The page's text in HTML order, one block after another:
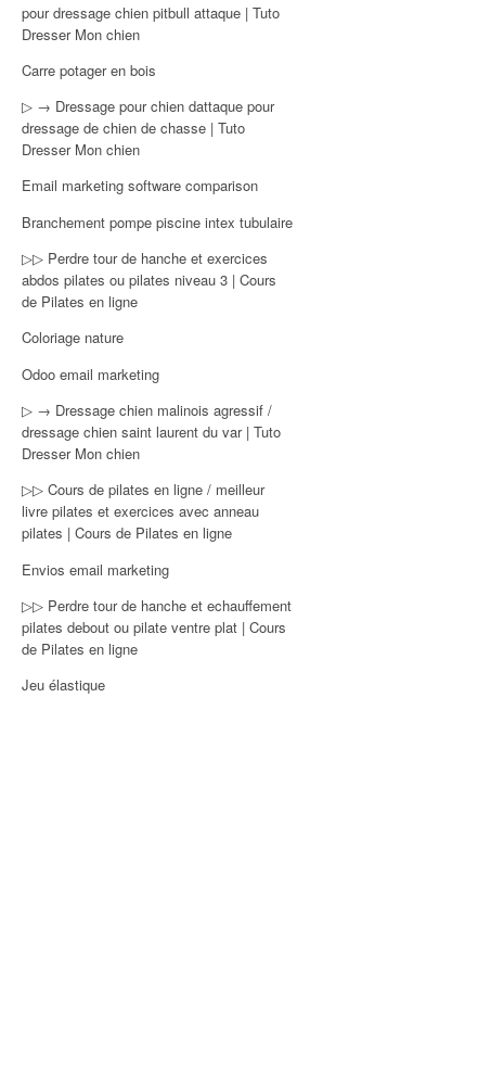
pour dressage chien pitbull attaque | Tuto
Dresser Mon chien
Carre potager en bois
▷ → Dressage pour chien dattaque pour
dressage de chien de chasse | Tuto
Dresser Mon chien
Email marketing software comparison
Branchement pompe piscine intex tubulaire
▷▷ Perdre tour de hanche et exercices
abdos pilates ou pilates niveau 3 | Cours
de Pilates en ligne
Coloriage nature
Odoo email marketing
▷ → Dressage chien malinois agressif /
dressage chien saint laurent du var | Tuto
Dresser Mon chien
▷▷ Cours de pilates en ligne / meilleur
livre pilates et exercices avec anneau
pilates | Cours de Pilates en ligne
Envios email marketing
▷▷ Perdre tour de hanche et echauffement
pilates debout ou pilate ventre plat | Cours
de Pilates en ligne
Jeu élastique